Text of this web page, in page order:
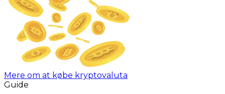
Mere om at købe kryptovaluta
Guide